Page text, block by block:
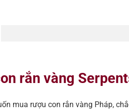
rắn vàng
mua rượu con rắn vàng Pháp,